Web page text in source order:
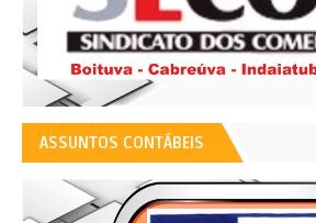
ASSUNTOS CONTÁBEIS